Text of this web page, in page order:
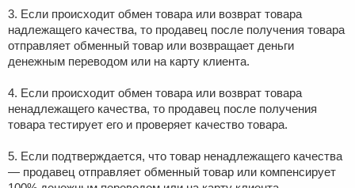
3. Если происходит обмен товара или возврат товара
надлежащего качества, то продавец после получения товара
отправляет обменный товар или возвращает деньги
денежным переводом или на карту клиента.
4. Если происходит обмен товара или возврат товара
ненадлежащего качества, то продавец после получения
товара тестирует его и проверяет качество товара.
5. Если подтверждается, что товар ненадлежащего качества
— продавец отправляет обменный товар или компенсирует